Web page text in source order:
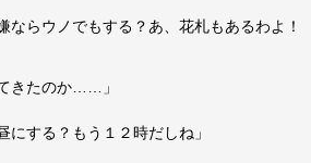
ならウノでもする？あ、花札もあるわよ！
きたのか……」
する？もう１２時だしね」